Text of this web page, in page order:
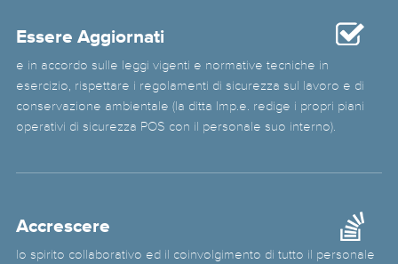
Essere Aggiornati
e in accordo sulle leggi vigenti e normative tecniche in
esercizio, rispettare i regolamenti di sicurezza sul lavoro e di
conservazione ambientale (la ditta Imp.e. redige i propri piani
operativi di sicurezza POS con il personale suo interno).
Accrescere
lo spirito collaborativo ed il coinvolgimento di tutto il personale